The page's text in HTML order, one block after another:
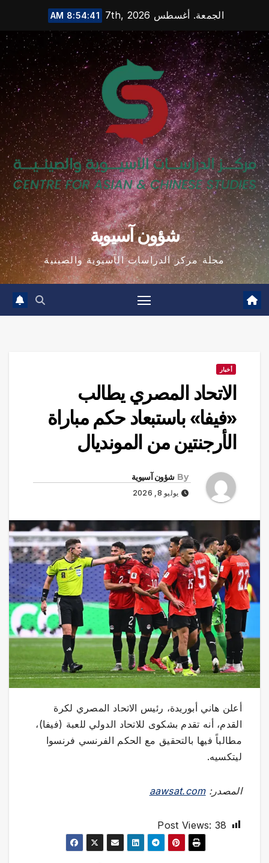
content
الجمعة. أغسطس 7th, 2026 8:54:41 AM
شؤون آسيوية
مجلة مركز الدراسات الآسيوية والصينية
أخبار
الاتحاد المصري يطالب
«فيفا» باستبعاد حكم مباراة
الأرجنتين من المونديال
By شؤون آسيوية
يوليو 8, 2026
أعلن هاني أبوريدة، رئيس الاتحاد المصري لكرة
القدم، أنه تقدم بشكوى للاتحاد الدولي للعبة (فيفا)،
مطالباً فيها بالتحقيق مع الحكم الفرنسي فرنسوا
ليتكسيه.
المصدر:aawsat.com
Post Views: 38